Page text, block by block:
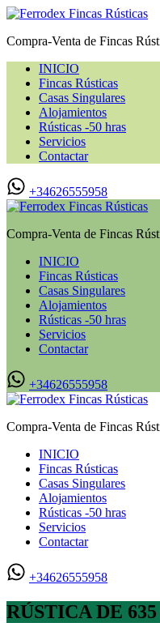
Compra-Venta de Fincas
INICIO
Fincas Rústicas
Casas Singulares
Alojamientos
Rústicas -50 hras
Servicios
Contactar
+34626555958
Compra-Venta de Fincas
INICIO
Fincas Rústicas
Casas Singulares
Alojamientos
Rústicas -50 hras
Servicios
Contactar
+34626555958
Compra-Venta de Fincas
INICIO
Fincas Rústicas
Casas Singulares
Alojamientos
Rústicas -50 hras
Servicios
Contactar
+34626555958
RÚSTICA DE